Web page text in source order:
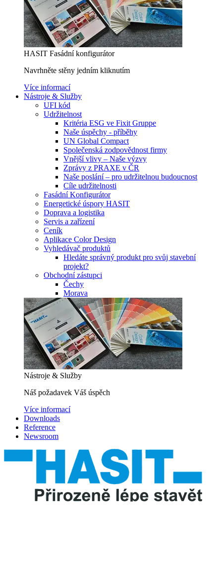
HASIT Fasádní konfigurátor
Navrhněte stěny jedním kliknutím
Více informací
Nástroje & Služby
UFI kód
Udržitelnost
Kritéria ESG ve Fixit Gruppe
Naše úspěchy - příběhy
UN Global Compact
Společenská zodpovědnost firmy
Vnější vlivy – Naše výzvy
Zprávy z PRAXE v ČR
Naše poslání – pro udržitelnou budoucnost
Cíle udržitelnosti
Fasádní Konfigurátor
Energetické úspory HASIT
Doprava a logistika
Servis a zařízení
Ceník
Aplikace Color Design
Vyhledávač produktů
Hledáte správný produkt pro svůj stavební
projekt?
Obchodní zástupci
Čechy
Morava
Nástroje & Služby
Náš požadavek Váš úspěch
Více informací
Downloads
Reference
Newsroom